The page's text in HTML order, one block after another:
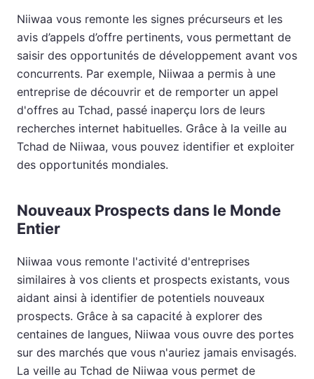
Niiwaa vous remonte les signes précurseurs et les
avis d’appels d’offre pertinents, vous permettant de
saisir des opportunités de développement avant vos
concurrents. Par exemple, Niiwaa a permis à une
entreprise de découvrir et de remporter un appel
d'offres au Tchad, passé inaperçu lors de leurs
recherches internet habituelles. Grâce à la veille au
Tchad de Niiwaa, vous pouvez identifier et exploiter
des opportunités mondiales.
Nouveaux Prospects dans le Monde
Entier
Niiwaa vous remonte l'activité d'entreprises
similaires à vos clients et prospects existants, vous
aidant ainsi à identifier de potentiels nouveaux
prospects. Grâce à sa capacité à explorer des
centaines de langues, Niiwaa vous ouvre des portes
sur des marchés que vous n'auriez jamais envisagés.
La veille au Tchad de Niiwaa vous permet de